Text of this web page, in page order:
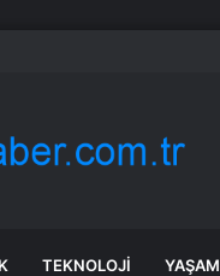
tanıtıldı
TEKNOLOJI YAŞAM